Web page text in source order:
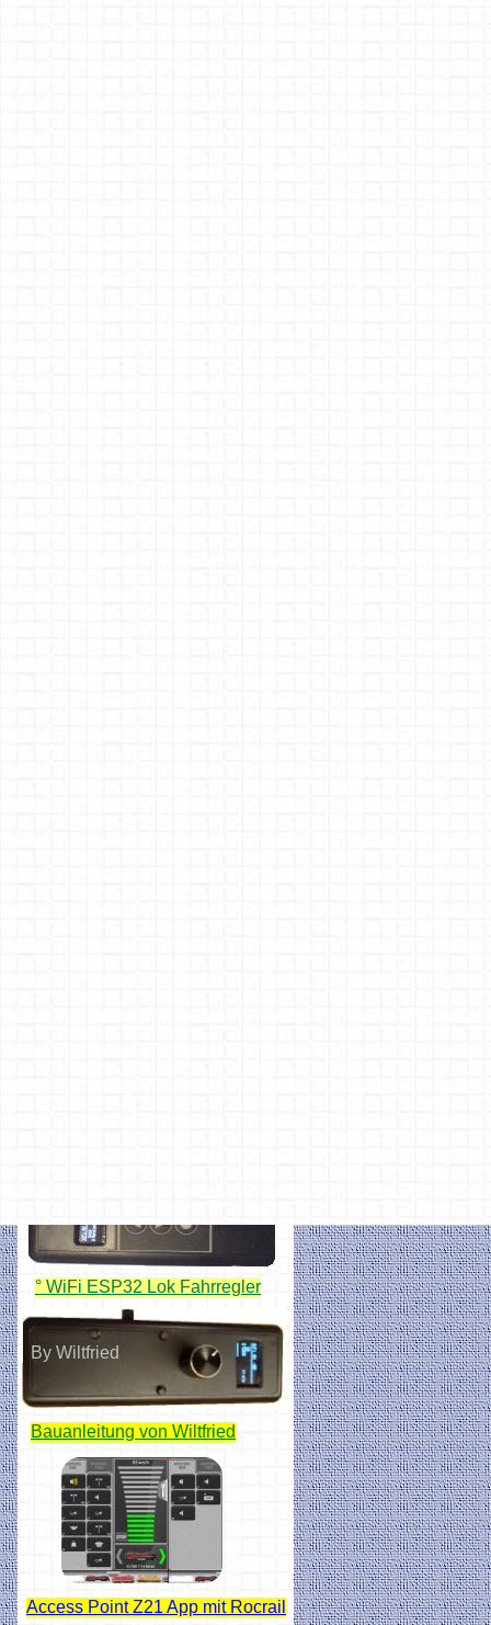
° WiFi ESP32 Lok Fahrregler
By Wiltfried
Bauanleitung von Wiltfried
Access Point Z21 App mit Rocrail